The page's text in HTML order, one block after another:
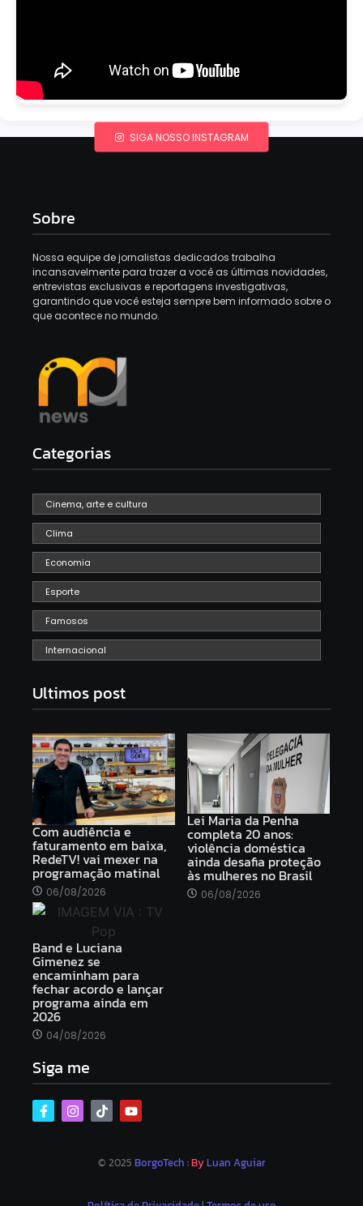
SIGA NOSSO INSTAGRAM
Sobre
Nossa equipe de jornalistas dedicados trabalha
incansavelmente para trazer a você as últimas novidades,
entrevistas exclusivas e reportagens investigativas,
garantindo que você esteja sempre bem informado sobre o
que acontece no mundo.
Categorias
Cinema, arte e cultura
Clima
Economia
Esporte
Famosos
Internacional
Ultimos post
Com audiência e
faturamento em baixa,
RedeTV! vai mexer na
programação matinal
06/08/2026
Lei Maria da Penha
completa 20 anos:
violência doméstica
ainda desafia proteção
às mulheres no Brasil
06/08/2026
Band e Luciana
Gimenez se
encaminham para
fechar acordo e lançar
programa ainda em
2026
04/08/2026
Siga me
© 2025 BorgoTech : ByLuan Aguiar